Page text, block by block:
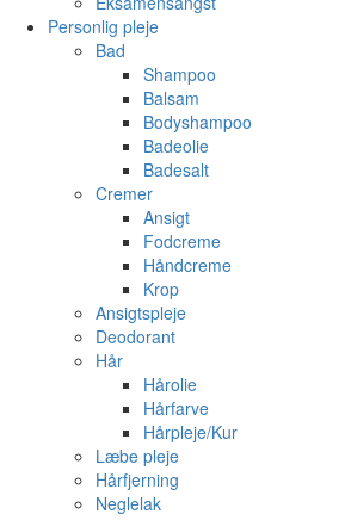
Personlig pleje
Bad
Shampoo
Balsam
Bodyshampoo
Badeolie
Badesalt
Cremer
Ansigt
Fodcreme
Håndcreme
Krop
Ansigtspleje
Deodorant
Hår
Hårolie
Hårfarve
Hårpleje/Kur
Læbe pleje
Hårfjerning
Neglelak